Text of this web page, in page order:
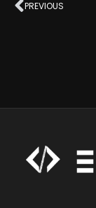
PREVIOUS